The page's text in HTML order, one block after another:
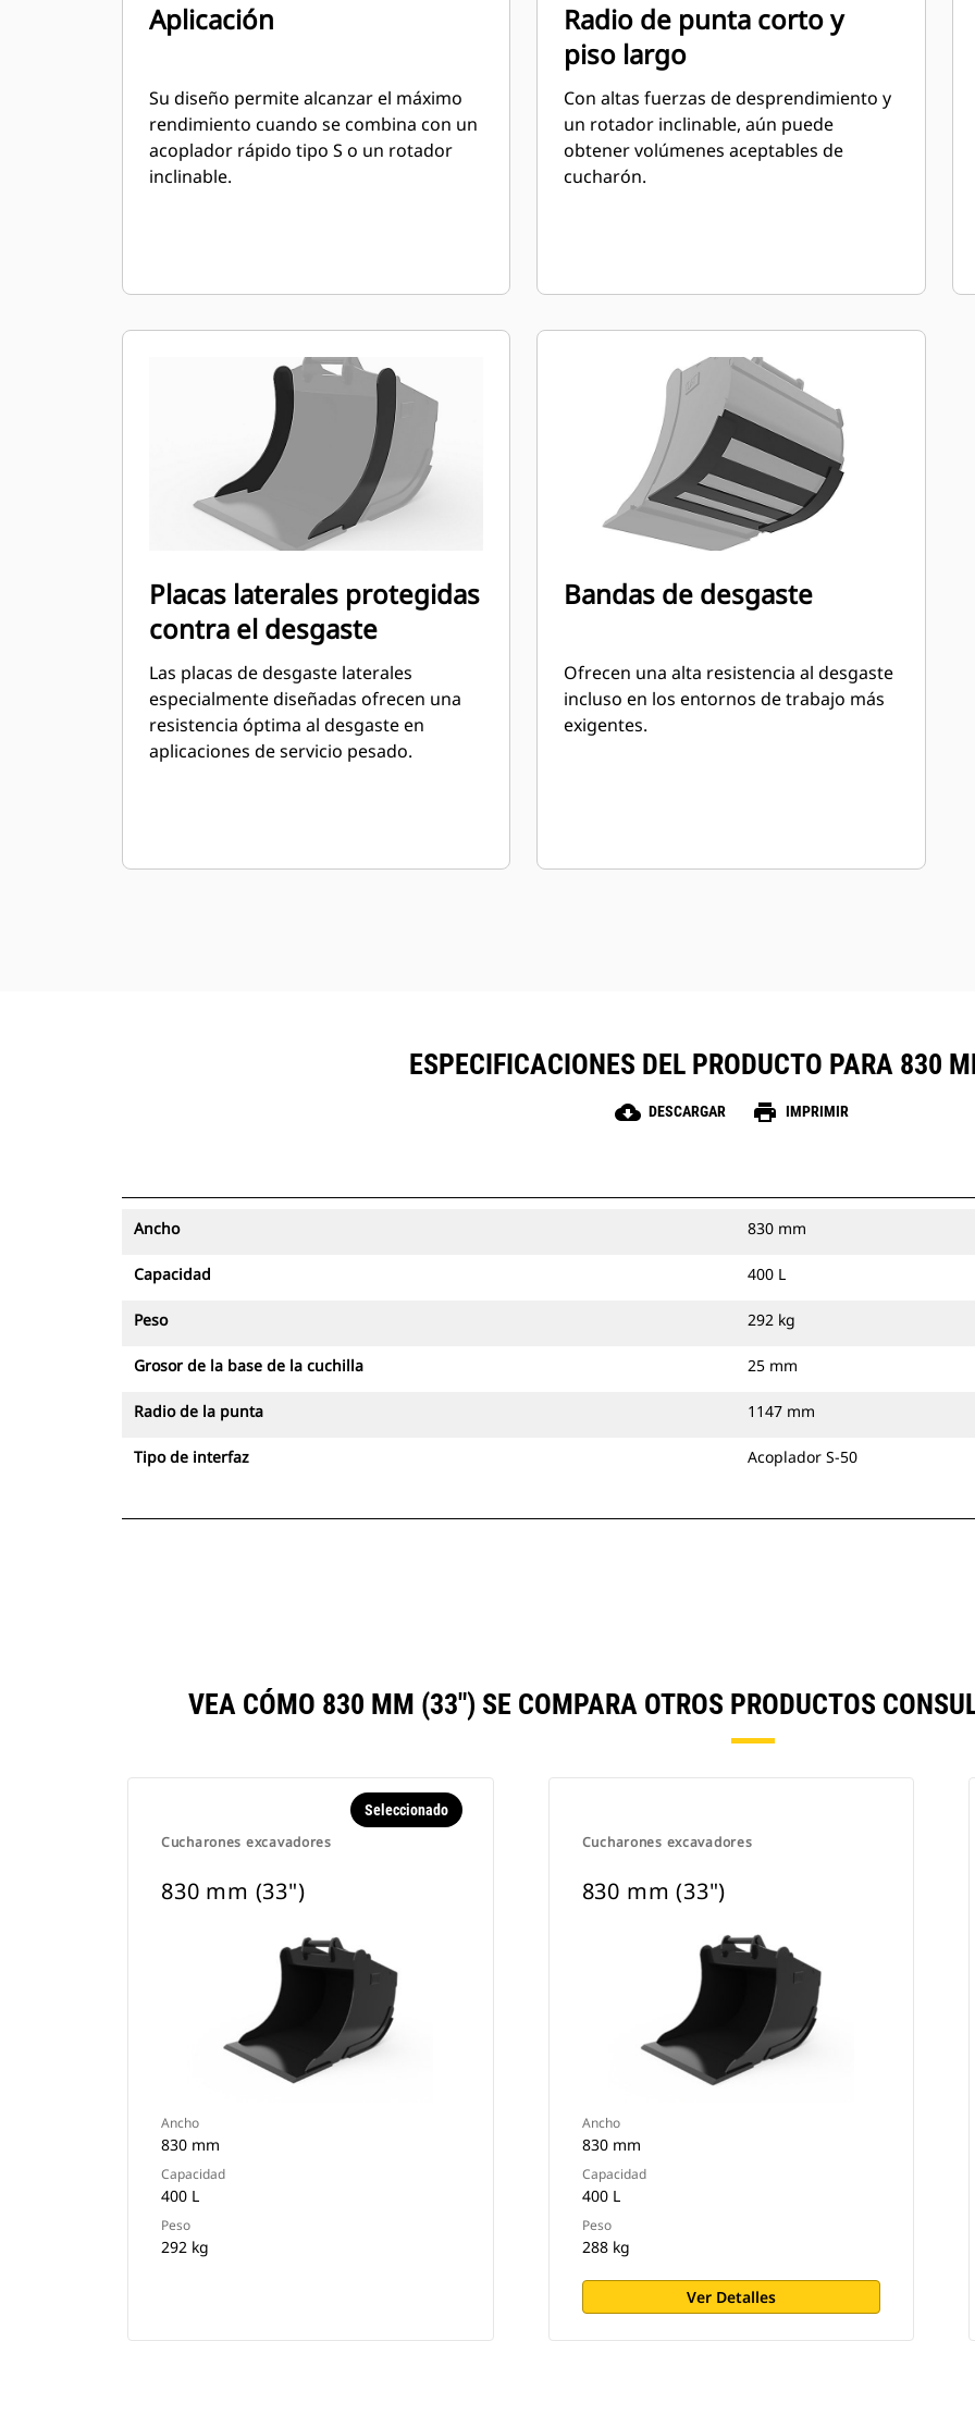
Aplicación
Su diseño permite alcanzar el máximo
rendimiento cuando se combina con un
acoplador rápido tipo S o un rotador
inclinable.
Radio de punta corto y
piso largo
Con altas fuerzas de desprendimiento y
un rotador inclinable, aún puede
obtener volúmenes aceptables de
cucharón.
Placas laterales protegidas
contra el desgaste
Las placas de desgaste laterales
especialmente diseñadas ofrecen una
resistencia óptima al desgaste en
aplicaciones de servicio pesado.
Bandas de desgaste
Ofrecen una alta resistencia al desgaste
incluso en los entornos de trabajo más
exigentes.
ESPECIFICACIONES DEL PRODUCTO PARA 830
cloud_download DESCARGAR print IMPRIMIR
Ancho 830 mm
Capacidad 400 L
Peso 292 kg
Grosor de la base de la cuchilla 25 mm
Radio de la punta 1147 mm
Tipo de interfaz Acoplador S-50
VEA CÓMO 830 MM (33") SE COMPARA OTROS PRODUCTOS
Cucharones excavadores
Seleccionado
830 mm (33")
Ancho
830 mm
Capacidad
400 L
Peso
292 kg
Cucharones excavadores
830 mm (33")
Ancho
830 mm
Capacidad
400 L
Peso
288 kg
Ver Detalles